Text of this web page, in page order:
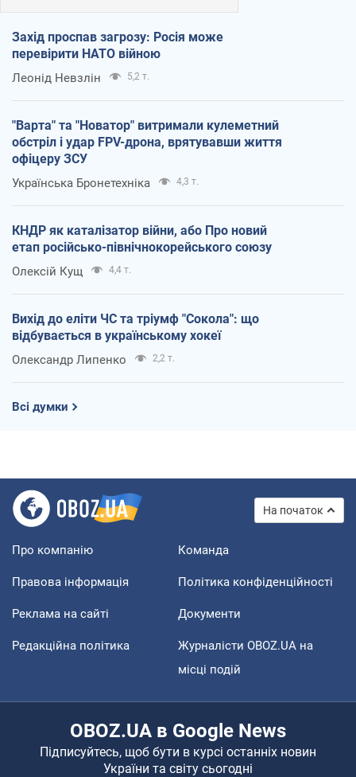
Захід проспав загрозу: Росія може
перевірити НАТО війною
Леонід Невзлін 5,2 т.
"Варта" та "Новатор" витримали кулеметний
обстріл і удар FPV-дрона, врятувавши життя
офіцеру ЗСУ
Українська Бронетехніка 4,3 т.
КНДР як каталізатор війни, або Про новий
етап російсько-північнокорейського союзу
Олексій Кущ 4,4 т.
Вихід до еліти ЧС та тріумф "Сокола": що
відбувається в українському хокеї
Олександр Липенко 2,2 т.
Всі думки
На початок
Про компанію Команда
Правова інформація Політика конфіденційності
Реклама на сайті Документи
Редакційна політика
Журналісти OBOZ.UA на
місці подій
OBOZ.UA в Google News
Підписуйтесь, щоб бути в курсі останніх новин
України та світу сьогодні